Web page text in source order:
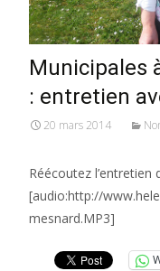
Municipales
: entretien
20 mars 2014
Réécoutez l’entretien
[audio:http://
mesnard.MP3]